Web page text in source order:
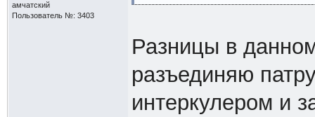
амчатский
Пользователь №: 3403
Разницы в
разъединяю
интеркулером и